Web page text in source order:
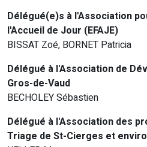
Délégué(e)s à l'Association
l'Accueil de Jour (EFAJE)
BISSAT Zoé, BORNET Patricia
Délégué à l'Association de
Gros-de-Vaud
BECHOLEY Sébastien
Délégué à l'Association des
Triage de St-Cierges et